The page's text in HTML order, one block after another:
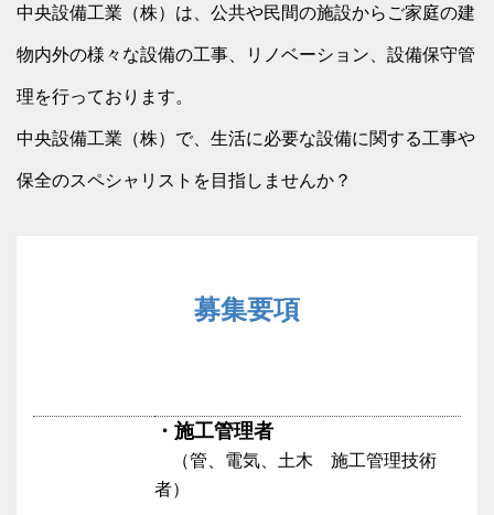
中央設備工業（株）は、公共や民間の施設からご家庭の建
物内外の様々な設備の工事、リノベーション、設備保守管
理を行っております。
中央設備工業（株）で、生活に必要な設備に関する工事や
保全のスペシャリストを目指しませんか？
募集要項
・施工管理者
（管、電気、土木 施工管理技術
者）